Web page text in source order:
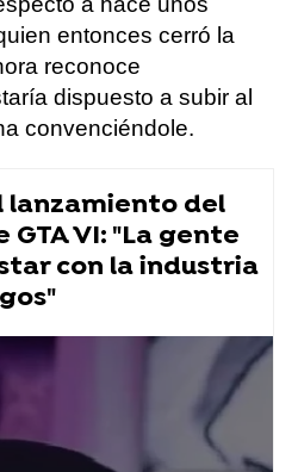
entonces cerró la
reconoce
dispuesto a subir al
convenciéndole.
lanzamiento del
VI: "La gente
con la industria